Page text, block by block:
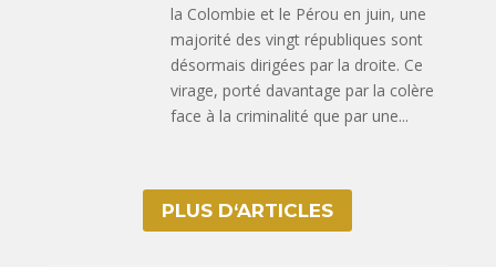
la Colombie et le Pérou en juin, une
majorité des vingt républiques sont
désormais dirigées par la droite. Ce
virage, porté davantage par la colère
face à la criminalité que par une...
PLUS D‘ARTICLES